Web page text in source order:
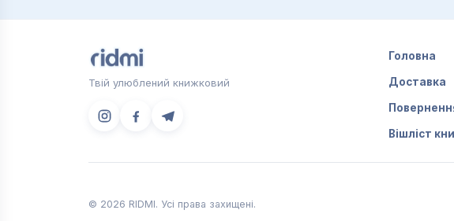
Твій улюблений книжковий
Головна
Доставка
Вішліст
© 2026 RIDMI. Усі права захищені.